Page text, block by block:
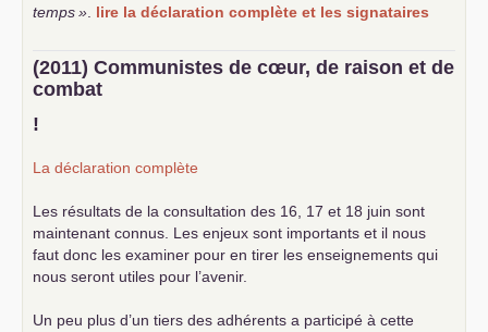
temps». lire la déclaration complète et les signataires
(2011) Communistes de cœur, de raison et de
combat
!
La déclaration complète
Les résultats de la consultation des 16, 17 et 18 juin sont
maintenant connus. Les enjeux sont importants et il nous
faut donc les examiner pour en tirer les enseignements qui
nous seront utiles pour l’avenir.
Un peu plus d’un tiers des adhérents a participé à cette